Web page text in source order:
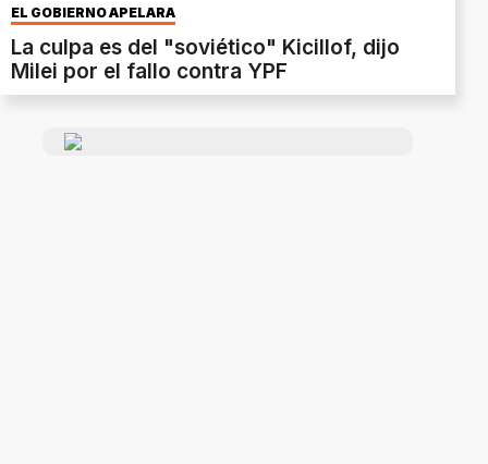
EL GOBIERNO APELARÁ
La culpa es del "soviético" Kicillof, dijo
Milei por el fallo contra YPF